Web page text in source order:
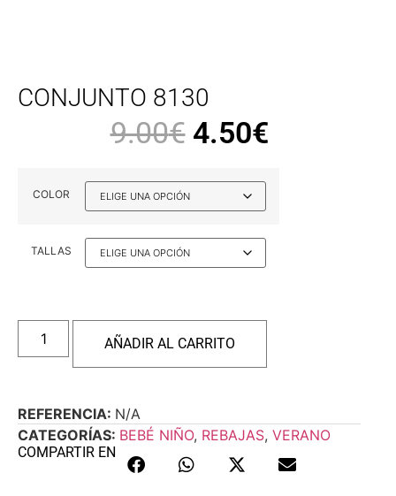
CONJUNTO 8130
9.00€ 4.50€
COLOR
TALLAS
AÑADIR AL CARRITO
REFERENCIA: N/A
CATEGORÍAS: BEBÉ NIÑO, REBAJAS, VERANO
COMPARTIR EN